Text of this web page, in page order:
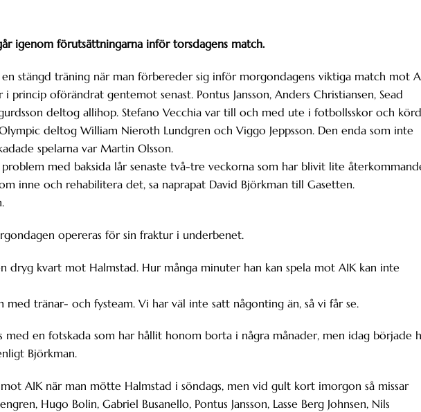
igenom förutsättningarna inför torsdagens match.
stängd träning när man förbereder sig inför morgondagens viktiga match mot
princip oförändrat gentemot senast. Pontus Jansson, Anders Christiansen, Sead
deltog allihop. Stefano Vecchia var till och med ute i fotbollsskor och
deltog William Nieroth Lundgren och Viggo Jeppsson. Den enda som inte
spelarna var Martin Olsson.
med baksida lår senaste två-tre veckorna som har blivit lite
inne och rehabilitera det, sa naprapat David Björkman till Gasetten.
opereras för sin fraktur i underbenet.
dryg kvart mot Halmstad. Hur många minuter han kan spela mot AIK kan inte
med tränar- och fysteam. Vi har väl inte satt någonting än, så vi får se.
med en fotskada som har hållit honom borta i några månader, men idag började
Björkman.
AIK när man mötte Halmstad i söndags, men vid gult kort imorgon så missar
Hugo Bolin, Gabriel Busanello, Pontus Jansson, Lasse Berg Johnsen, Nils